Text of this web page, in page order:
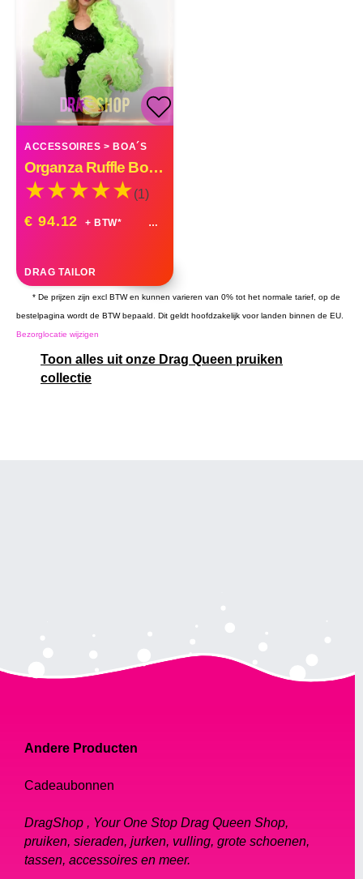
ACCESSOIRES >BOA´S
Organza Ruffle Boa Drag Queen Vegas Diva Custom Made
(1)
€ 94.12 + BTW*
DRAG TAILOR
* De prijzen zijn excl BTW en kunnen varieren van 0% tot het normale tarief, op de
bestelpagina wordt de BTW bepaald. Dit geldt hoofdzakelijk voor landen binnen de EU.
Bezorglocatie wijzigen
Toon alles uit onze Drag Queen pruiken
collectie
Andere Producten
Cadeaubonnen
DragShop , Your One Stop Drag Queen Shop,
pruiken, sieraden, jurken, vulling, grote schoenen,
tassen, accessoires en meer.